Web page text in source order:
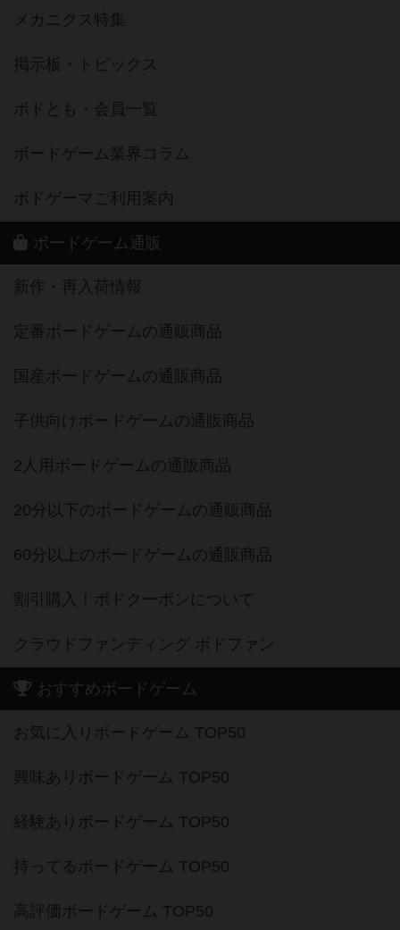
メカニクス特集
掲示板・トピックス
ボドとも・会員一覧
ボードゲーム業界コラム
ボドゲーマご利用案内
ボードゲーム通販
新作・再入荷情報
定番ボードゲームの通販商品
国産ボードゲームの通販商品
子供向けボードゲームの通販商品
2人用ボードゲームの通販商品
20分以下のボードゲームの通販商品
60分以上のボードゲームの通販商品
割引購入！ボドクーポンについて
クラウドファンディング ボドファン
おすすめボードゲーム
お気に入りボードゲーム TOP50
興味ありボードゲーム TOP50
経験ありボードゲーム TOP50
持ってるボードゲーム TOP50
高評価ボードゲーム TOP50